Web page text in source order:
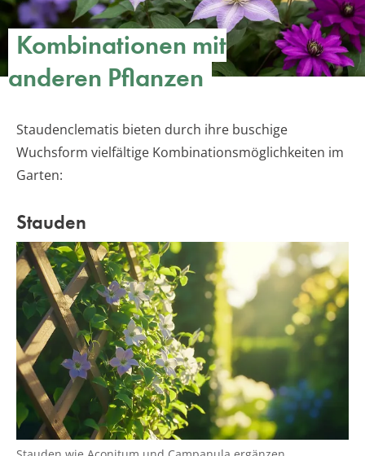
Kombinationen mit
anderen Pflanzen
Staudenclematis bieten durch ihre buschige
Wuchsform vielfältige Kombinationsmöglichkeiten im
Garten:
Stauden